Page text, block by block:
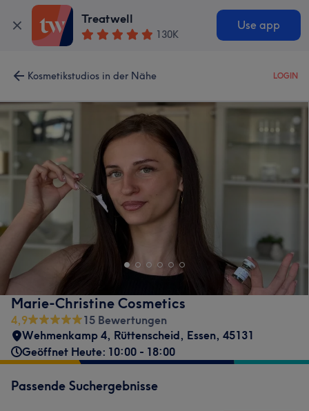
Treatwell
130K
Use app
Kosmetikstudios in der Nähe LOGIN
Marie-Christine Cosmetics
4,9
15 Bewertungen
Wehmenkamp 4, Rüttenscheid, Essen, 45131
Geöffnet Heute: 10:00 - 18:00
Passende Suchergebnisse